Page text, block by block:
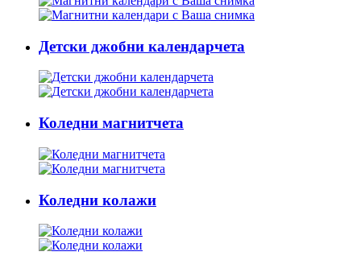
Детски джобни календарчета
Коледни магнитчета
Коледни колажи